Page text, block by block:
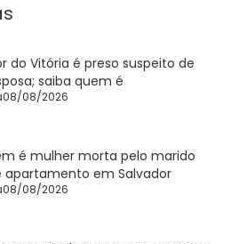
do Vitória é preso suspeito de
saiba quem é
08/08/2026
é mulher morta pelo marido
apartamento em Salvador
08/08/2026